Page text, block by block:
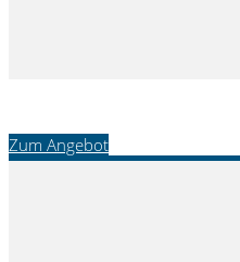
Zum Angebot